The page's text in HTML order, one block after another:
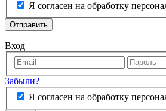
Я согласен на обработку
Отправить
Вход
Забыли?
Я согласен на обработку